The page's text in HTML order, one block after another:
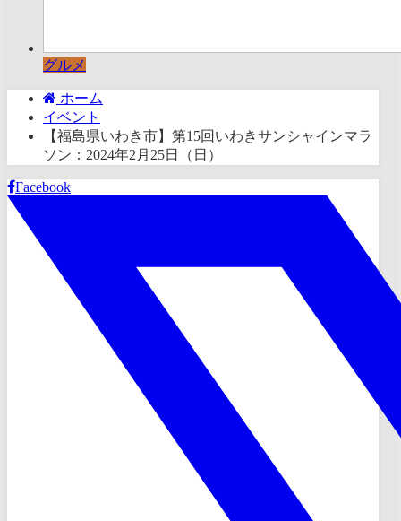
グルメ
ホーム
イベント
【福島県いわき市】第15回いわきサンシャインマラ
ソン：2024年2月25日（日）
Facebook